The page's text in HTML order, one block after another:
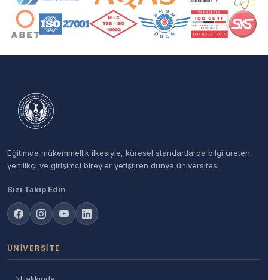
Eğitimde mükemmellik ilkesiyle, küresel standartlarda bilgi üreten,
yenilikçi ve girişimci bireyler yetiştiren dünya üniversitesi.
Bizi Takip Edin
ÜNIVERSITE